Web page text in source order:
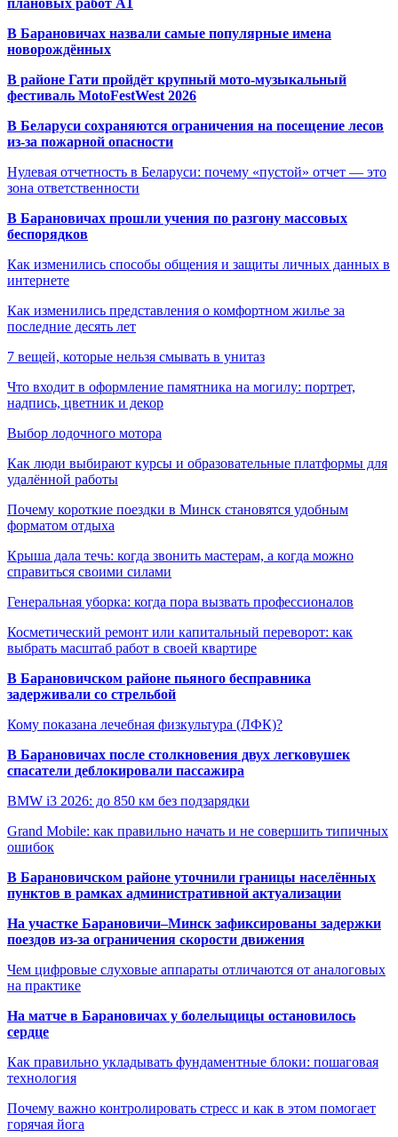
В Барановичах назвали самые популярные имена
новорождённых
В районе Гати пройдёт крупный мото-музыкальный
фестиваль MotoFestWest 2026
В Беларуси сохраняются ограничения на посещение лесов
из-за пожарной опасности
Нулевая отчетность в Беларуси: почему «пустой» отчет — это
зона ответственности
В Барановичах прошли учения по разгону массовых
беспорядков
Как изменились способы общения и защиты личных данных в
интернете
Как изменились представления о комфортном жилье за
последние десять лет
7 вещей, которые нельзя смывать в унитаз
Что входит в оформление памятника на могилу: портрет,
надпись, цветник и декор
Выбор лодочного мотора
Как люди выбирают курсы и образовательные платформы для
удалённой работы
Почему короткие поездки в Минск становятся удобным
форматом отдыха
Крыша дала течь: когда звонить мастерам, а когда можно
справиться своими силами
Генеральная уборка: когда пора вызвать профессионалов
Косметический ремонт или капитальный переворот: как
выбрать масштаб работ в своей квартире
В Барановичском районе пьяного бесправника
задерживали со стрельбой
Кому показана лечебная физкультура (ЛФК)?
В Барановичах после столкновения двух легковушек
спасатели деблокировали пассажира
BMW i3 2026: до 850 км без подзарядки
Grand Mobile: как правильно начать и не совершить типичных
ошибок
В Барановичском районе уточнили границы населённых
пунктов в рамках административной актуализации
На участке Барановичи–Минск зафиксированы задержки
поездов из-за ограничения скорости движения
Чем цифровые слуховые аппараты отличаются от аналоговых
на практике
На матче в Барановичах у болельщицы остановилось
сердце
Как правильно укладывать фундаментные блоки: пошаговая
технология
Почему важно контролировать стресс и как в этом помогает
горячая йога